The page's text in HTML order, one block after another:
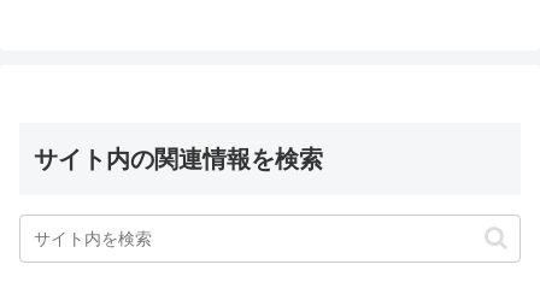
サイト内の関連情報を検索